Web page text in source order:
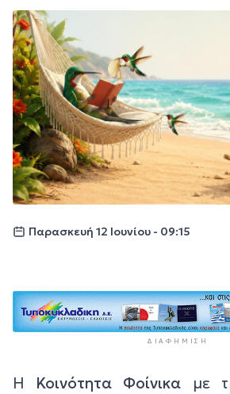
Παρασκευή 12 Ιουνίου - 09:15
ΔΙΑΦΉΜΙΣΗ
Η Κοινότητα Φοίνικα με